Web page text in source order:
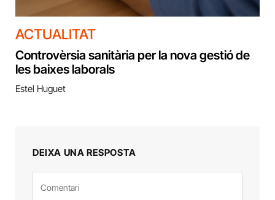
ACTUALITAT
Controvèrsia sanitària per la nova gestió de
les baixes laborals
Estel Huguet
DEIXA UNA RESPOSTA